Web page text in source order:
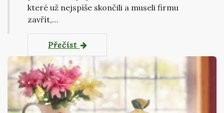
které už nejspíše skončili a museli firmu
zavřít,…
Přečíst